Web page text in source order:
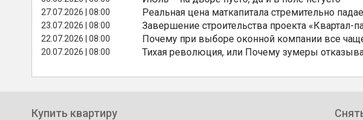
27.07.2026 | 08:00 Реальная цена маткапитала стремительно
23.07.2026 | 08:00 Завершение строительства проекта «Квартал-
22.07.2026 | 08:00 Почему при выборе оконной компании все
20.07.2026 | 08:00 Тихая революция, или Почему зумеры
Купить квартиру